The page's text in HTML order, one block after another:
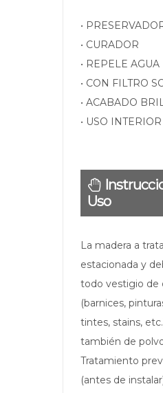
•
• CURADOR
• REPELE AGUA
• CON FILTRO
• ACABADO
• USO
Uso
La madera a
estacionada y
todo vestigio de
(barnices,
tintes, stains,
también de
Tratamiento
(antes de